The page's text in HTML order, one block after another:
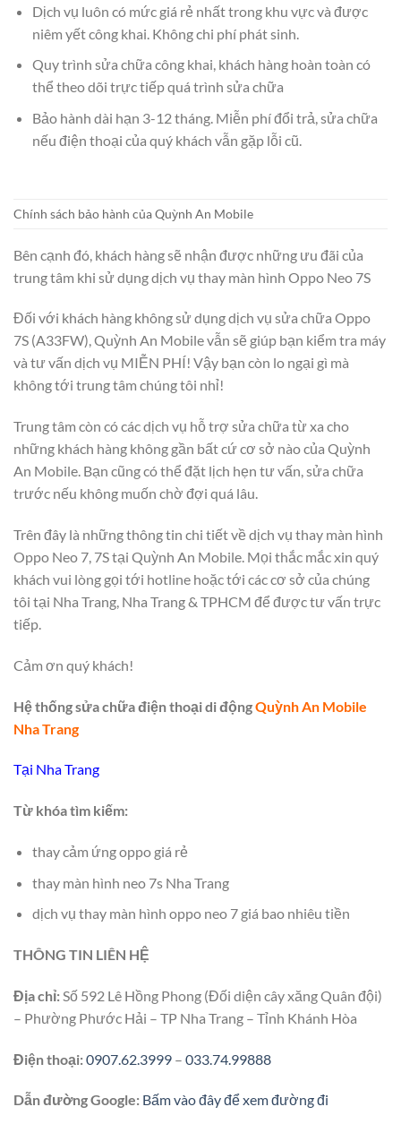
Dịch vụ luôn có mức giá rẻ nhất trong khu vực và được
niêm yết công khai. Không chi phí phát sinh.
Quy trình sửa chữa công khai, khách hàng hoàn toàn có
thể theo dõi trực tiếp quá trình sửa chữa
Bảo hành dài hạn 3-12 tháng. Miễn phí đổi trả, sửa chữa
nếu điện thoại của quý khách vẫn gặp lỗi cũ.
Chính sách bảo hành của Quỳnh An Mobile
Bên cạnh đó, khách hàng sẽ nhận được những ưu đãi của
trung tâm khi sử dụng dịch vụ thay màn hình Oppo Neo 7S
Đối với khách hàng không sử dụng dịch vụ sửa chữa Oppo
7S (A33FW), Quỳnh An Mobile vẫn sẽ giúp bạn kiểm tra máy
và tư vấn dịch vụ MIỄN PHÍ! Vậy bạn còn lo ngại gì mà
không tới trung tâm chúng tôi nhỉ!
Trung tâm còn có các dịch vụ hỗ trợ sửa chữa từ xa cho
những khách hàng không gần bất cứ cơ sở nào của Quỳnh
An Mobile. Bạn cũng có thể đặt lịch hẹn tư vấn, sửa chữa
trước nếu không muốn chờ đợi quá lâu.
Trên đây là những thông tin chi tiết về dịch vụ thay màn hình
Oppo Neo 7, 7S tại Quỳnh An Mobile. Mọi thắc mắc xin quý
khách vui lòng gọi tới hotline hoặc tới các cơ sở của chúng
tôi tại Nha Trang, Nha Trang & TPHCM để được tư vấn trực
tiếp.
Cảm ơn quý khách!
Hệ thống sửa chữa điện thoại di độngQuỳnh An Mobile
Nha Trang
Tại Nha Trang
Từ khóa tìm kiếm:
thay cảm ứng oppo giá rẻ
thay màn hình neo 7s Nha Trang
dịch vụ thay màn hình oppo neo 7 giá bao nhiêu tiền
THÔNG TIN LIÊN HỆ
Địa chỉ:Số 592 Lê Hồng Phong (Đối diện cây xăng Quân đội)
– Phường Phước Hải – TP Nha Trang – Tỉnh Khánh Hòa
Điện thoại:0907.62.3999 – 033.74.99888
Dẫn đường Google: Bấm vào đây để xem đường đi